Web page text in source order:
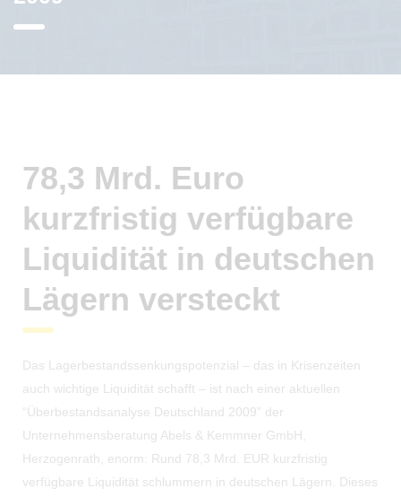
78,3 Mrd. Euro
kurzfristig verfügbare
Liquidität in deutschen
Lägern versteckt
Das Lagerbestandssenkungspotenzial – das in Krisenzeiten
auch wichtige Liquidität schafft – ist nach einer aktuellen
“Überbestandsanalyse Deutschland 2009” der
Unternehmensberatung Abels & Kemmner GmbH,
Herzogenrath, enorm: Rund 78,3 Mrd. EUR kurzfristig
verfügbare Liquidität schlummern in deutschen Lägern. Dieses